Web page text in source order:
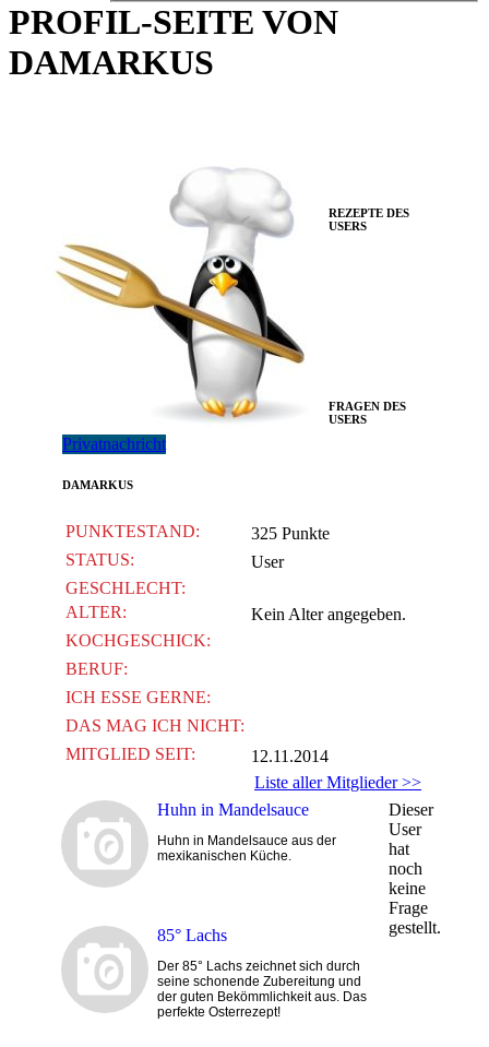
PROFIL-SEITE VON
DAMARKUS
Privatnachricht
DAMARKUS
PUNKTESTAND:
325 Punkte
STATUS:
User
GESCHLECHT:
ALTER:
Kein Alter angegeben.
KOCHGESCHICK:
BERUF:
ICH ESSE GERNE:
DAS MAG ICH NICHT:
MITGLIED SEIT:
12.11.2014
Liste aller Mitglieder >>
REZEPTE DES
USERS
Huhn in Mandelsauce
Huhn in Mandelsauce aus der
mexikanischen Küche.
85° Lachs
Der 85° Lachs zeichnet sich durch
seine schonende Zubereitung und
der guten Bekömmlichkeit aus. Das
perfekte Osterrezept!
FRAGEN DES
USERS
Dieser
User
hat
noch
keine
Frage
gestellt.